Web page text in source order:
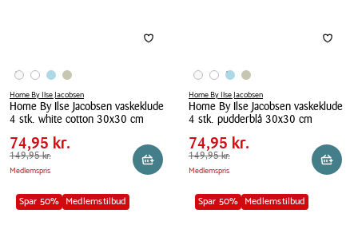
Home By Ilse Jacobsen
Home By Ilse Jacobsen vaskeklude
4 stk. white cotton 30x30 cm
Home
By
Ilse
Jacobsen
vaskeklude
Pris
tabel
Pris
74,95 kr.
Spar
75,00 kr.
Førpris
74,95 kr.
149,95 kr.
Medlemspris Læg i kurv
Home By Ilse Jacobsen
Home By Ilse Jacobsen vaskeklude
4 stk. pudderblå 30x30 cm
Home
By
Ilse
Jacobsen
vaskeklude
Pris
tabel
Pris
74,95 kr.
Spar
75,00 kr.
Førpris
74,95 kr.
149,95 kr.
Medlemspris
Spar 50% Medlemstilbud Spar 50% Medlemstilbud